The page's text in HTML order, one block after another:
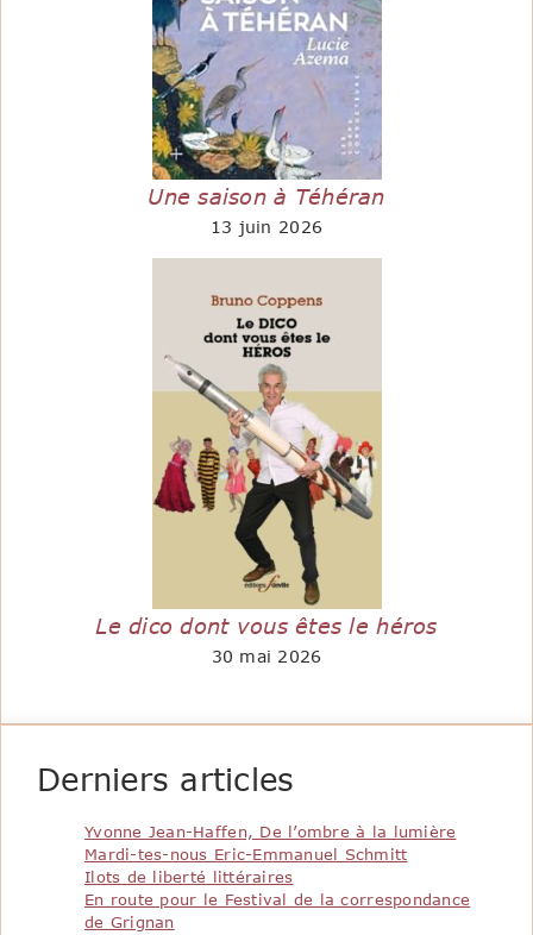
Une saison à Téhéran
13 juin 2026
Le dico dont vous êtes le héros
30 mai 2026
Derniers articles
Yvonne Jean-Haffen, De l’ombre à la lumière
Mardi-tes-nous Eric-Emmanuel Schmitt
Ilots de liberté littéraires
En route pour le Festival de la correspondance
de Grignan